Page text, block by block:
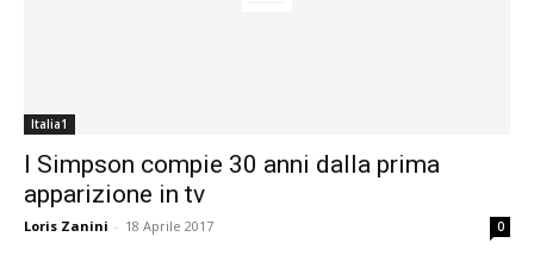
Italia1
I Simpson compie 30 anni dalla prima
apparizione in tv
Loris Zanini - 18 Aprile 2017 0